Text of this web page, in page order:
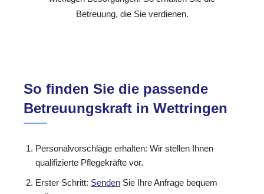
Betreuung, die Sie verdienen.
So finden Sie die passende
Betreuungskraft in Wettringen
Personalvorschläge erhalten: Wir stellen Ihnen
qualifizierte Pflegekräfte vor.
Erster Schritt: Senden Sie Ihre Anfrage bequem